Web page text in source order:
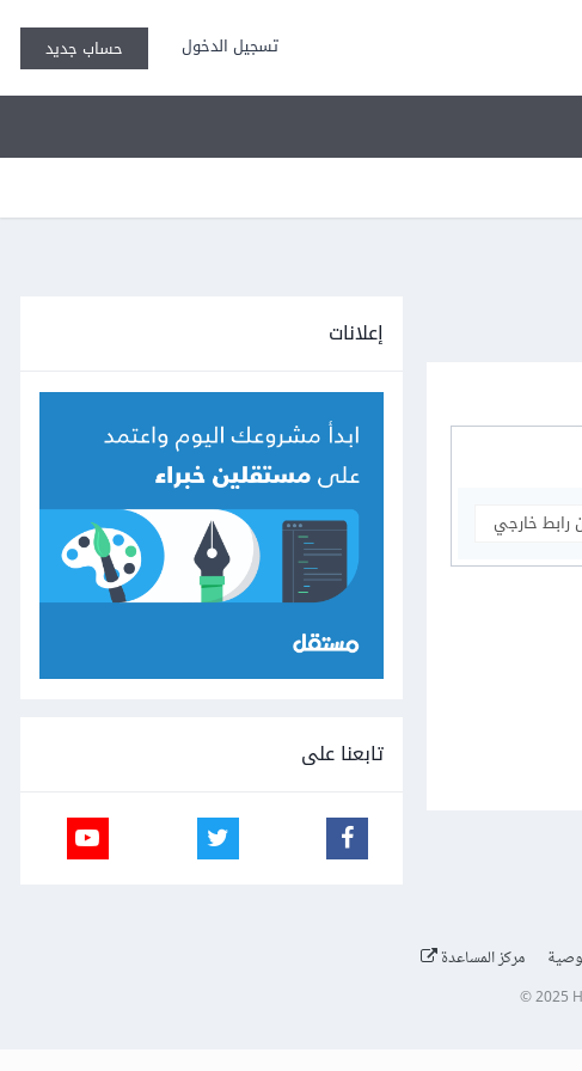
تسجيل الدخول حساب جديد
خارجي
إعلانات
تابعنا على
مركز المساعدة
© 2025